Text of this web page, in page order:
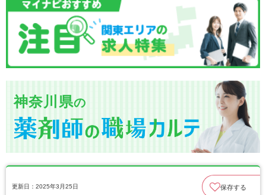
神奈川県の
更新日：2025年3月25日 保存する